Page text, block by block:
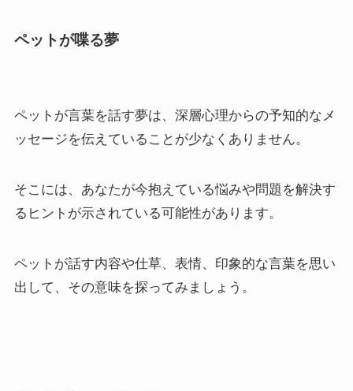
ペットが喋る夢
ペットが言葉を話す夢は、深層心理からの予知的なメ
ッセージを伝えていることが少なくありません。
そこには、あなたが今抱えている悩みや問題を解決す
るヒントが示されている可能性があります。
ペットが話す内容や仕草、表情、印象的な言葉を思い
出して、その意味を探ってみましょう。